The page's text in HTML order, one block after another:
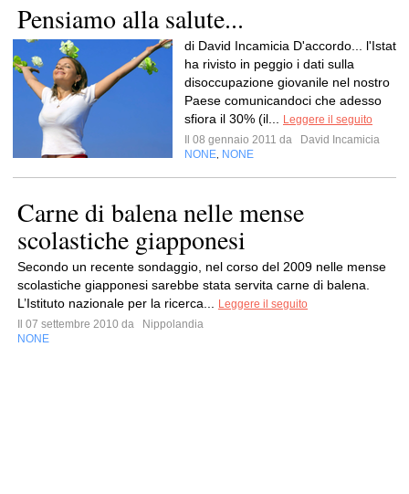
Pensiamo alla salute...
di David Incamicia D'accordo... l'Istat
ha rivisto in peggio i dati sulla
disoccupazione giovanile nel nostro
Paese comunicandoci che adesso
sfiora il 30% (il...
Leggere il seguito
Il 08 gennaio 2011 da
David Incamicia
NONE NONE
Carne di balena nelle mense
scolastiche giapponesi
Secondo un recente sondaggio, nel corso del 2009 nelle mense
scolastiche giapponesi sarebbe stata servita carne di balena.
L’Istituto nazionale per la ricerca...
Leggere il seguito
Il 07 settembre 2010 da
Nippolandia
NONE